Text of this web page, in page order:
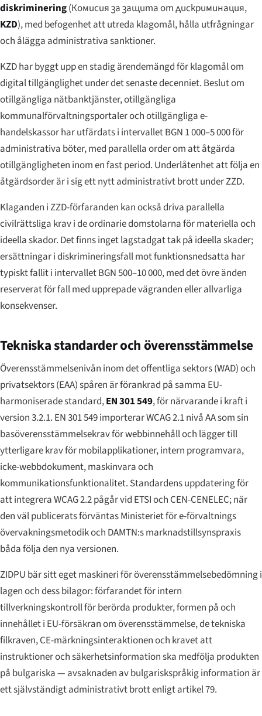
diskriminering(Комисия за защита от дискриминация,
KZD), med befogenhet att utreda klagomål, hålla utfrågningar
och ålägga administrativa sanktioner.
KZD har byggt upp en stadig ärendemängd för klagomål om
digital tillgänglighet under det senaste decenniet. Beslut om
otillgängliga nätbanktjänster, otillgängliga
kommunalförvaltningsportaler och otillgängliga e-
handelskassor har utfärdats i intervallet BGN 1 000–5 000 för
administrativa böter, med parallella order om att åtgärda
otillgängligheten inom en fast period. Underlåtenhet att följa en
åtgärdsorder är i sig ett nytt administrativt brott under ZZD.
Klaganden i ZZD-förfaranden kan också driva parallella
civilrättsliga krav i de ordinarie domstolarna för materiella och
ideella skador. Det finns inget lagstadgat tak på ideella skader;
ersättningar i diskrimineringsfall mot funktionsnedsatta har
typiskt fallit i intervallet BGN 500–10 000, med det övre änden
reserverat för fall med upprepade vägranden eller allvarliga
konsekvenser.
Tekniska standarder och överensstämmelse
Överensstämmelsenivån inom det offentliga sektors (WAD) och
privatsektors (EAA) spåren är förankrad på samma EU-
harmoniserade standard,EN 301 549, för närvarande i kraft i
version 3.2.1. EN 301 549 importerar WCAG 2.1 nivå AA som sin
basöverensstämmelsekrav för webbinnehåll och lägger till
ytterligare krav för mobilapplikationer, intern programvara,
icke-webbdokument, maskinvara och
kommunikationsfunktionalitet. Standardens uppdatering för
att integrera WCAG 2.2 pågår vid ETSI och CEN-CENELEC; när
den väl publicerats förväntas Ministeriet för e-förvaltnings
övervakningsmetodik och DAMTN:s marknadstillsynspraxis
båda följa den nya versionen.
ZIDPU bär sitt eget maskineri för överensstämmelsebedömning i
lagen och dess bilagor: förfarandet för intern
tillverkningskontroll för berörda produkter, formen på och
innehållet i EU-försäkran om överensstämmelse, de tekniska
filkraven, CE-märkningsinteraktionen och kravet att
instruktioner och säkerhetsinformation ska medfölja produkten
på bulgariska — avsaknaden av bulgariskspråkig information är
ett självständigt administrativt brott enligt artikel 79.